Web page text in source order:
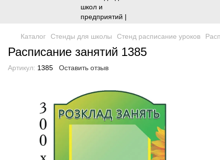
Каталог Стенды для школы Стенд расписание уроков
Расписание занятий 1385
Артикул: 1385 Оставить отзыв